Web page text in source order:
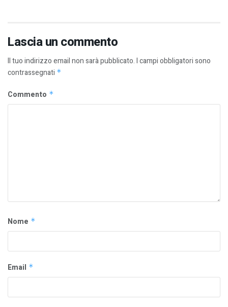
Lascia un commento
Il tuo indirizzo email non sarà pubblicato.I campi obbligatori sono
contrassegnati *
Commento *
Nome *
Email *